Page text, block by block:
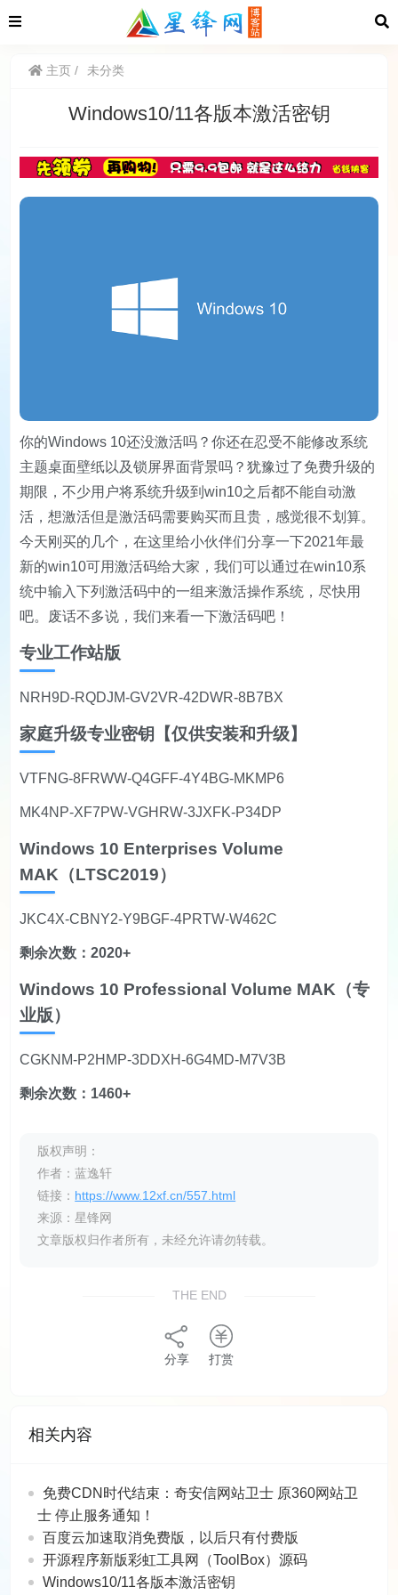
主页 未分类
Windows10/11各版本激活密钥
你的Windows 10还没激活吗？你还在忍受不能修改系统
主题桌面壁纸以及锁屏界面背景吗？犹豫过了免费升级的
期限，不少用户将系统升级到win10之后都不能自动激
活，想激活但是激活码需要购买而且贵，感觉很不划算。
今天刚买的几个，在这里给小伙伴们分享一下2021年最
新的win10可用激活码给大家，我们可以通过在win10系
统中输入下列激活码中的一组来激活操作系统 ， 尽快用
吧。废话不多说，我们来看一下激活码吧！
专业工作站版
NRH9D-RQDJM-GV2VR-42DWR-8B7BX
家庭升级专业密钥【仅供安装和升级】
VTFNG-8FRWW-Q4GFF-4Y4BG-MKMP6
MK4NP-XF7PW-VGHRW-3JXFK-P34DP
Windows 10 Enterprises Volume
MAK（LTSC2019）
JKC4X-CBNY2-Y9BGF-4PRTW-W462C
剩余次数：2020+
Windows 10 Professional Volume MAK（专
业版）
CGKNM-P2HMP-3DDXH-6G4MD-M7V3B
剩余次数：1460+
版权声明：
作者：蓝逸轩
链接： https://www.12xf.cn/557.html
来源：星锋网
文章版权归作者所有，未经允许请勿转载。
THE END
分享 打赏
相关内容
免费CDN时代结束：奇安信网站卫士 原360网站卫
士 停止服务通知！
百度云加速取消免费版，以后只有付费版
开源程序新版彩虹工具网（ToolBox）源码
Windows10/11各版本激活密钥